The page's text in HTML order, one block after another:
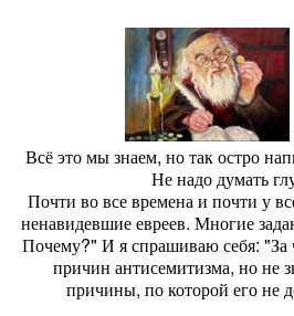
Всё это мы знаем, но так остро
Не надо думать
Почти во все времена и почти у
ненавидевшие евреев. Многие
Почему?" И я спрашиваю себя: "За
причин антисемитизма, но не
причины, по которой его не